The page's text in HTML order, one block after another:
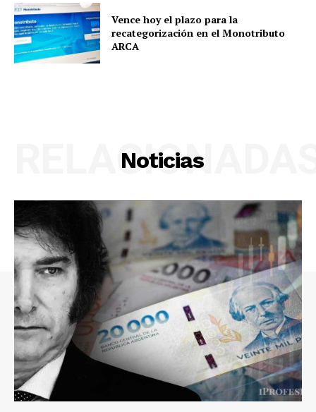
Vence hoy el plazo para la
recategorización en el Monotributo
ARCA
Noticias